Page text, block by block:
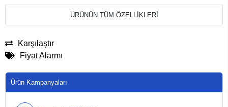
ÜRÜNÜN TÜM ÖZELLİKLERİ
Karşılaştır
Fiyat Alarmı
Ürün Kampanyaları